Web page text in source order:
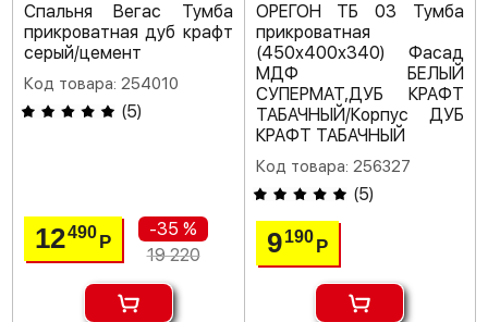
Спальня Вегас Тумба
прикроватная дуб крафт
серый/цемент
Код товара: 254010
(5)
12490Р
-35 %
19 220
ОРЕГОН ТБ 03 Тумба
прикроватная
(450х400х340) Фасад
МДФ БЕЛЫЙ
СУПЕРМАТ,ДУБ КРАФТ
ТАБАЧНЫЙ/Корпус ДУБ
КРАФТ ТАБАЧНЫЙ
Код товара: 256327
(5)
9 190 Р